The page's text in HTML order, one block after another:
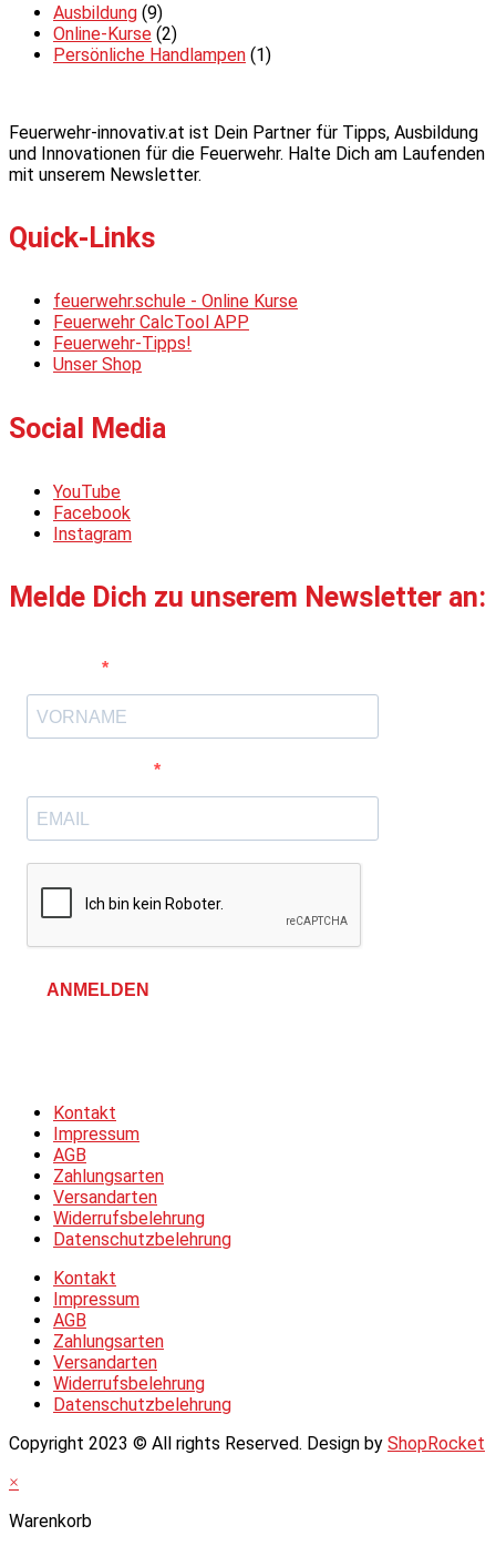
Ausbildung (9)
Online-Kurse (2)
Persönliche Handlampen (1)
Feuerwehr-innovativ.at ist Dein Partner für Tipps, Ausbildung
und Innovationen für die Feuerwehr. Halte Dich am Laufenden
mit unserem Newsletter.
Quick-Links
feuerwehr.schule - Online Kurse
Feuerwehr CalcTool APP
Feuerwehr-Tipps!
Unser Shop
Social Media
YouTube
Facebook
Instagram
Melde Dich zu unserem Newsletter an:
ANMELDEN
Kontakt
Impressum
AGB
Zahlungsarten
Versandarten
Widerrufsbelehrung
Datenschutzbelehrung
Kontakt
Impressum
AGB
Zahlungsarten
Versandarten
Widerrufsbelehrung
Datenschutzbelehrung
Copyright 2023 © All rights Reserved. Design by ShopRocket
×
Warenkorb